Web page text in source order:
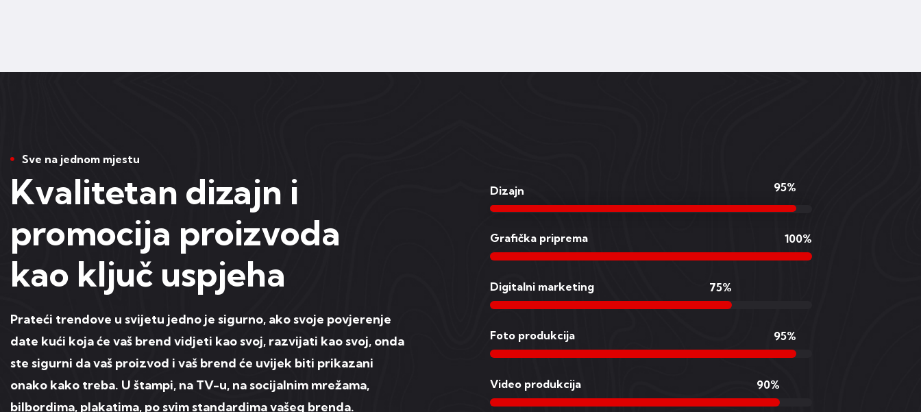
Sve na jednom mjestu
Kvalitetan dizajn i
promocija proizvoda
kao ključ uspjeha
Prateći trendove u svijetu jedno je sigurno, ako svoje povjerenje
date kući koja će vaš brend vidjeti kao svoj, razvijati kao svoj, onda
ste sigurni da vaš proizvod i vaš brend će uvijek biti prikazani
onako kako treba. U štampi, na TV-u, na socijalnim mrežama,
bilbordima, plakatima, po svim standardima vašeg brenda.
Dizajn 95%
Grafička priprema 100%
Digitalni marketing 75%
Foto produkcija 95%
Video produkcija 90%